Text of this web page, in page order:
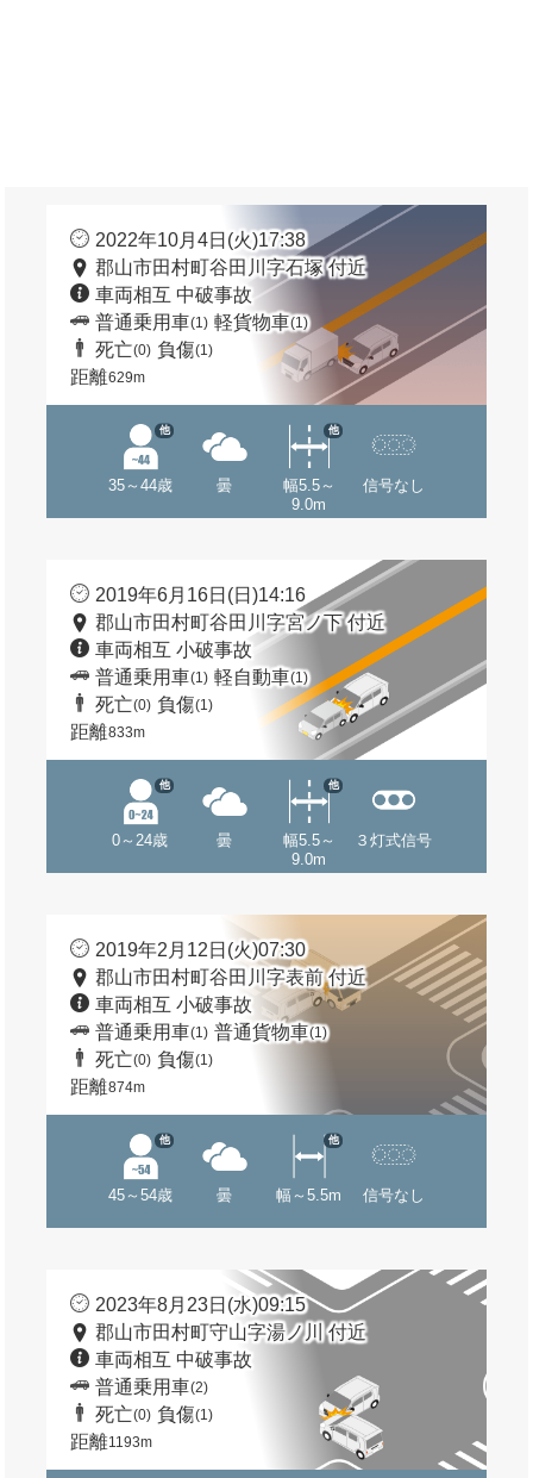
2022年10月4日(火)17:38
郡山市田村町谷田川字石塚 付近
車両相互 中破事故
普通乗用車(1) 軽貨物車(1)
死亡(0) 負傷(1)
距離629m
35～44歳
他
曇
幅5.5～
9.0m
他
信号なし
2019年6月16日(日)14:16
郡山市田村町谷田川字宮ノ下 付近
車両相互 小破事故
普通乗用車(1) 軽自動車(1)
死亡(0) 負傷(1)
距離833m
0～24歳
他
曇
幅5.5～
9.0m
他
３灯式信号
2019年2月12日(火)07:30
郡山市田村町谷田川字表前 付近
車両相互 小破事故
普通乗用車(1) 普通貨物車(1)
死亡(0) 負傷(1)
距離874m
45～54歳
他
曇 幅～5.5m
他
信号なし
2023年8月23日(水)09:15
郡山市田村町守山字湯ノ川 付近
車両相互 中破事故
普通乗用車(2)
死亡(0) 負傷(1)
距離1193m